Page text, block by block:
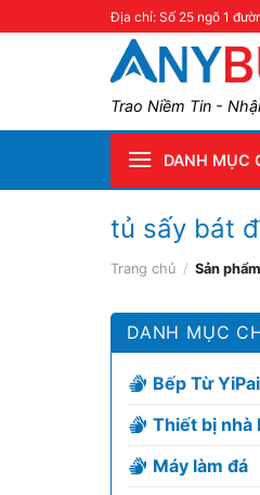
Địa chỉ: Số 25 ngõ 1
Trao Niềm Tin -
DANH MỤC
tủ sấy bát
Trang chủ / Sản
DANH MỤC
Bếp Từ YiPai
Thiết bị nhà
Máy làm đá